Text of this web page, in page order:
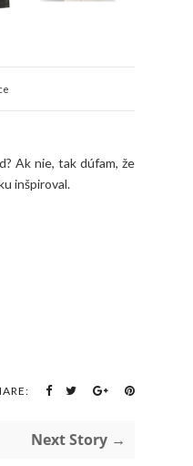
Ak nie, tak dúfam, že
inšpiroval.
Next Story →